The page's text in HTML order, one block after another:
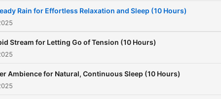
penser. En entrant dans
s’étendre autour de vous
une pièce où la journée se
Rain for Effortless Relaxation and Sleep (10 Hours)
Stream for Letting Go of Tension (10 Hours)
Ambience for Natural, Continuous Sleep (10 Hours)